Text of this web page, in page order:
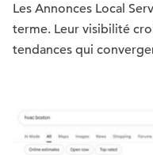
Les Annonces Local
terme. Leur visibilité
tendances qui